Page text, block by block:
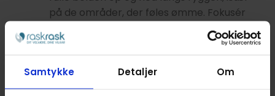
Samtykke Detaljer Om
på de områder, der føles ømme. Fokusér
på at arbejde på de steder, hvor du føler
mest spænding, som ofte er langs
skulderbladene. For at få dybere tryk kan
du læne dig op mod en væg og bruge